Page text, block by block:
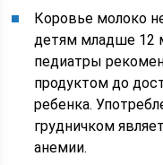
Коровье молоко
детям младше 12
педиатры
продуктом до
ребенка.
грудничком
анемии.